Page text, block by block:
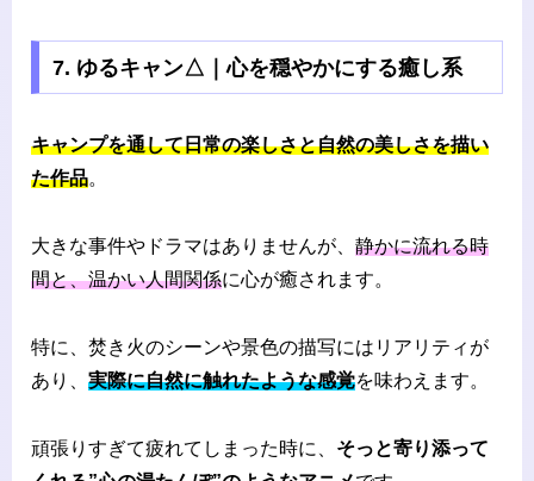
7. ゆるキャン△｜心を穏やかにする癒し系
キャンプを通して日常の楽しさと自然の美しさを描い
た作品。
大きな事件やドラマはありませんが、 静かに流れる時
間と、温かい人間関係に心が癒されます。
特に、焚き火のシーンや景色の描写にはリアリティが
あり、 実際に自然に触れたような感覚を味わえます。
頑張りすぎて疲れてしまった時に、 そっと寄り添って